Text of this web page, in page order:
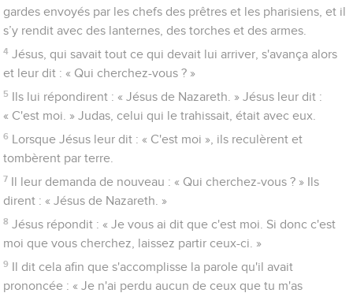
gardes envoyés par les chefs des prêtres et les pharisiens, et il
s’y rendit avec des lanternes, des torches et des armes.
4 Jésus, qui savait tout ce qui devait lui arriver, s'avança alors
et leur dit : « Qui cherchez-vous ? »
5 Ils lui répondirent : « Jésus de Nazareth. » Jésus leur dit :
« C'est moi. » Judas, celui qui le trahissait, était avec eux.
6 Lorsque Jésus leur dit : « C'est moi », ils reculèrent et
tombèrent par terre.
7 Il leur demanda de nouveau : « Qui cherchez-vous ? » Ils
dirent : « Jésus de Nazareth. »
8 Jésus répondit : « Je vous ai dit que c'est moi. Si donc c'est
moi que vous cherchez, laissez partir ceux-ci. »
9 Il dit cela afin que s'accomplisse la parole qu'il avait
prononcée : « Je n'ai perdu aucun de ceux que tu m'as